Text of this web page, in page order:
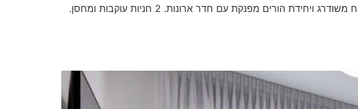
דירת 4 חדרים מהממת ומרווחת בבניין מטופח עם חדר כושר ומועדון דיירים. נוף פתוח וירוק, מטבח משודרג ויחידת הורים מפנקת עם חדר ארונות. 2 חניות עוקבות ומחסן.